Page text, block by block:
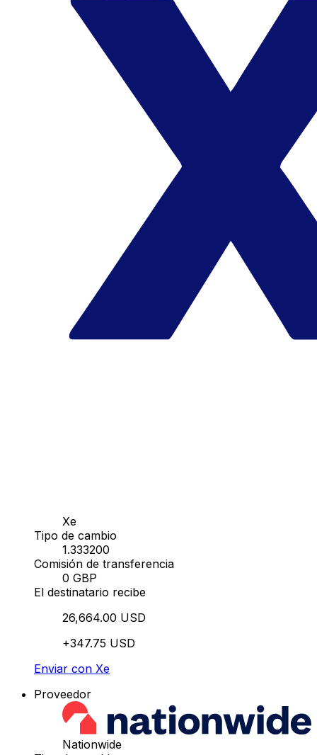
Xe
Tipo de cambio
1.333200
Comisión de transferencia
0 GBP
El destinatario recibe
26,664.00 USD
+347.75 USD
Enviar con Xe
Proveedor
Nationwide